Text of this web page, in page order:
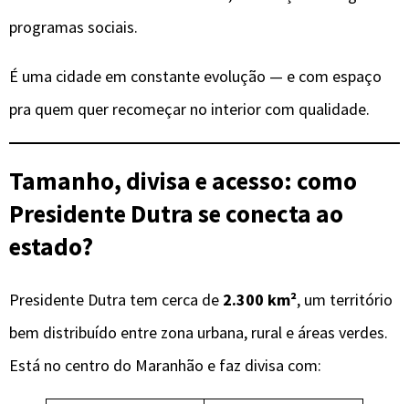
programas sociais.
É uma cidade em constante evolução — e com espaço
pra quem quer recomeçar no interior com qualidade.
Tamanho, divisa e acesso: como
Presidente Dutra se conecta ao
estado?
Presidente Dutra tem cerca de 2.300 km², um território
bem distribuído entre zona urbana, rural e áreas verdes.
Está no centro do Maranhão e faz divisa com: